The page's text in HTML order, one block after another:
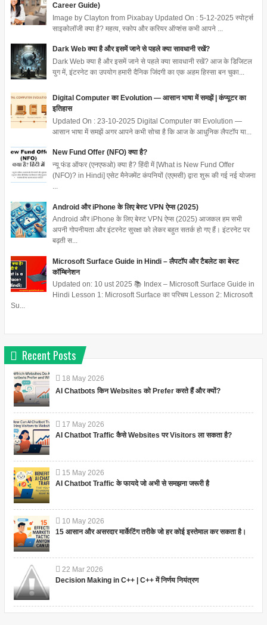
Career Guide)
Image by Clayton from Pixabay Updated On : 5-12-2025 स्पोर्ट्स
साइकोलॉजी क्या है? महत्व, स्कोप और करियर ऑप्शंस कभी आपने ...
Dark Web क्या है और इसमें जाने से पहले क्या सावधानी रखें?
Dark Web क्या है और इसमें जाने से पहले क्या सावधानी रखें? आज के डिजिटल
युग में, इंटरनेट का उपयोग हमारी दैनिक जिंदगी का एक अहम हिस्सा बन चुका...
Digital Computer का Evolution — आसान भाषा में समझें | कंप्यूटर का
इतिहास
Updated On : 23-10-2025 Digital Computer का Evolution —
आसान भाषा में समझें अगर आपने कभी सोचा है कि आज के आधुनिक लैपटॉप या...
New Fund Offer (NFO) क्या है?
न्यू फंड ऑफर (एनएफओ) क्या है? हिंदी में [What is New Fund Offer
(NFO)? in Hindi] एसेट मैनेजमेंट कंपनियों (एएमसी) द्वारा शुरू की गई नई योजना
Android और iPhone के लिए बेस्ट VPN ऐप्स (2025)
Android और iPhone के लिए बेस्ट VPN ऐप्स (2025) आजकल हम सभी
अपनी गोपनीयता और इंटरनेट सुरक्षा को लेकर बहुत सतर्क हो गए हैं। इंटरनेट पर
बढ़ती स...
Microsoft Surface Guide in Hindi – लैपटॉप और टैबलेट का बेस्ट
कॉम्बिनेशन
Updated on: 10 ust 2025 📚 Index – Microsoft Surface Guide in
Hindi Lesson 1: Microsoft Surface का परिचय Lesson 2: Microsoft
Su...
Recent Posts
18 May 2026
AI Chatbots किन Websites को Prefer करते हैं और क्यों?
17 May 2026
AI Chatbot Traffic कैसे Websites पर Visitors ला सकता है?
15 May 2026
AI Chatbot Traffic के फायदे जो अभी से समझना जरूरी है
10 May 2026
15 आसान और असरदार मार्केटिंग तरीके जो हर कोई इस्तेमाल कर सकता है।
22 Mar 2026
Decision Making in C++ | C++ में निर्णय नियंत्रण